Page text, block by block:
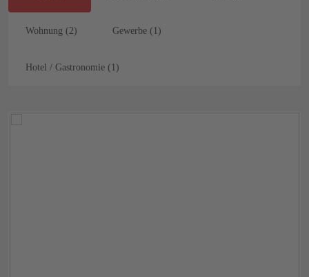
Wohnung (2) Gewerbe (1)
Hotel / Gastronomie (1)